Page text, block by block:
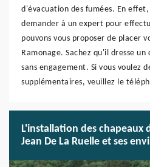
d'évacuation des fumées. En
demander à un expert pour
pouvons vous proposer de placer
Ramonage. Sachez qu'il dresse
sans engagement. Si vous voulez
supplémentaires, veuillez le
L'installation des chapeaux
Jean De La Ruelle et ses